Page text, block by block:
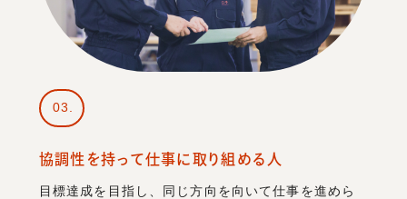
03
協調性を持って仕事に取り組める人
目標達成を目指し、同じ方向を向いて仕事を進めら